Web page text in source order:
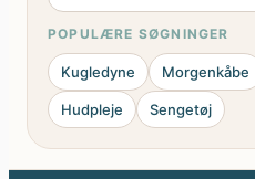
POPULÆRE SØGNINGER
Kugledyne Morgenkåbe
Hudpleje Sengetøj